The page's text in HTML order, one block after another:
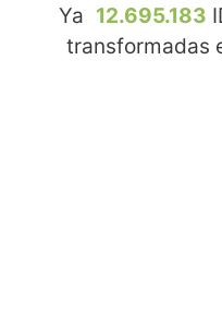
Ya 12.695.183
transformadas